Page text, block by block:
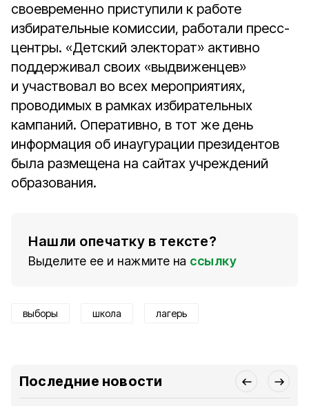
своевременно приступили к работе
избирательные комиссии, работали пресс-
центры. «Детский электорат» активно
поддерживал своих «выдвиженцев»
и участвовал во всех мероприятиях,
проводимых в рамках избирательных
кампаний. Оперативно, в тот же день
информация об инаугурации президентов
была размещена на сайтах учреждений
образования.
Нашли опечатку в тексте?
Выделите ее и нажмите на ссылку
выборы школа лагерь
Последние новости